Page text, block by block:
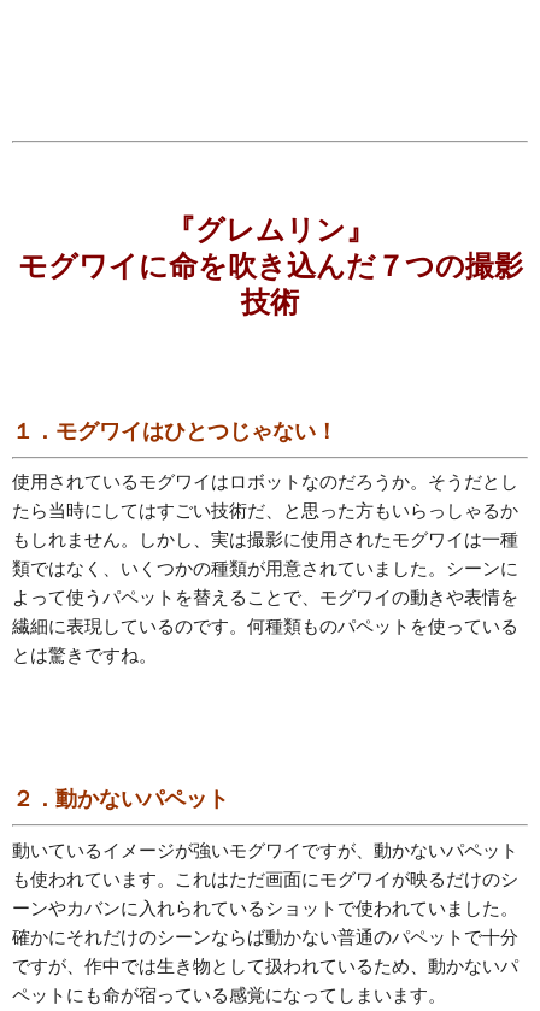
『グレムリン』
モグワイに命を吹き込んだ７つの撮影
技術
１．モグワイはひとつじゃない！
使用されているモグワイはロボットなのだろうか。そうだとし
たら当時にしてはすごい技術だ、と思った方もいらっしゃるか
もしれません。しかし、実は撮影に使用されたモグワイは一種
類ではなく、いくつかの種類が用意されていました。シーンに
よって使うパペットを替えることで、モグワイの動きや表情を
繊細に表現しているのです。何種類ものパペットを使っている
とは驚きですね。
２．動かないパペット
動いているイメージが強いモグワイですが、動かないパペット
も使われています。これはただ画面にモグワイが映るだけのシ
ーンやカバンに入れられているショットで使われていました。
確かにそれだけのシーンならば動かない普通のパペットで十分
ですが、作中では生き物として扱われているため、動かないパ
ペットにも命が宿っている感覚になってしまいます。